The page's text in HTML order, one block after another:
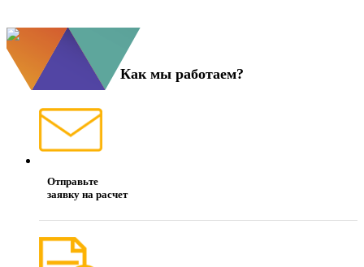
Как мы работаем?
Отправьте
заявку на расчет